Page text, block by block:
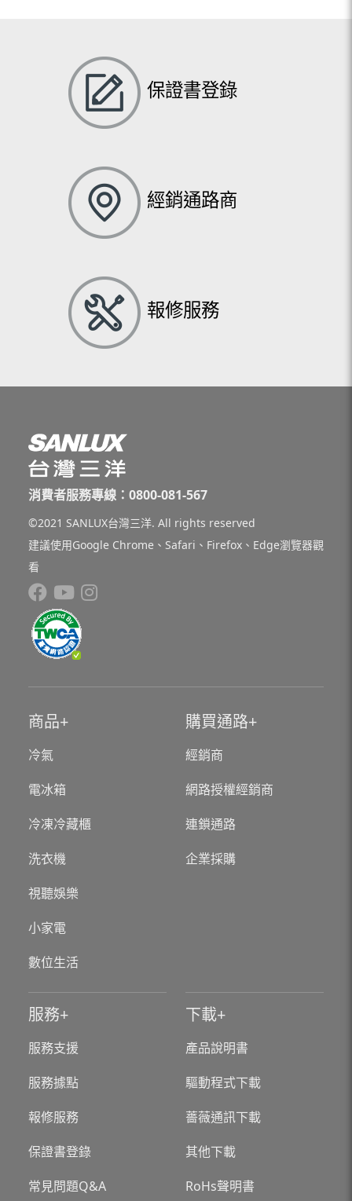
保證書登錄
經銷通路商
報修服務
消費者服務專線：0800-081-567
©2021 SANLUX台灣三洋. All rights reserved
建議使用Google Chrome、Safari、Firefox、Edge瀏覽器觀
看
商品
冷氣
電冰箱
冷凍冷藏櫃
洗衣機
視聽娛樂
小家電
數位生活
購買通路
經銷商
網路授權經銷商
連鎖通路
企業採購
服務
服務支援
服務據點
報修服務
保證書登錄
常見問題Q&A
下載
產品說明書
驅動程式下載
薔薇通訊下載
其他下載
RoHs聲明書